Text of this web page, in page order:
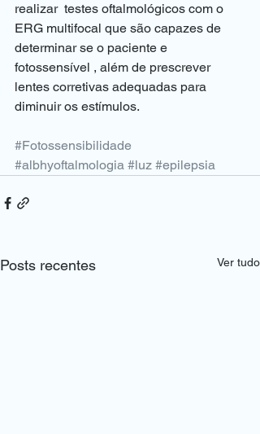
realizar  testes oftalmológicos com o
ERG multifocal que são capazes de
determinar se o paciente e
fotossensível , além de prescrever
lentes corretivas adequadas para
diminuir os estímulos.
#Fotossensibilidade
#albhyoftalmologia #luz #epilepsia
Posts recentes Ver tudo